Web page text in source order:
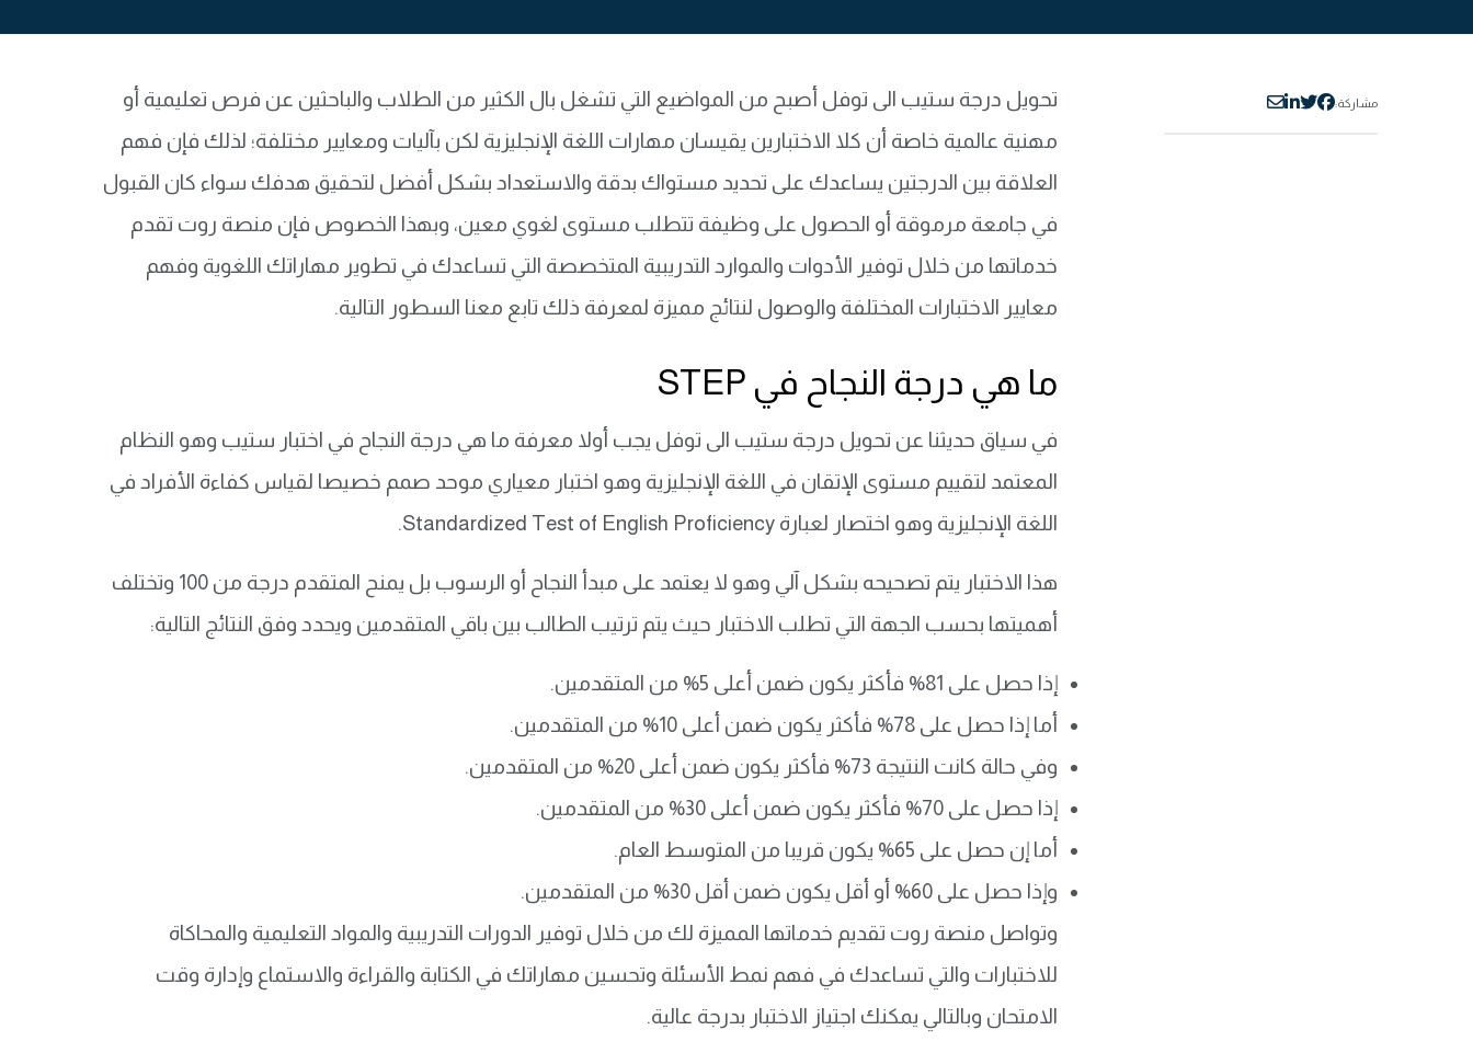
مشاركة:
تحويل درجة ستيب الى توفل أصبح من المواضيع التي تشغل بال الكثير من الطلاب والباحثين عن فرص تعليمية أو
مهنية عالمية خاصة أن كلا الاختبارين يقيسان مهارات اللغة الإنجليزية لكن بآليات ومعايير مختلفة؛ لذلك فإن فهم
العلاقة بين الدرجتين يساعدك على تحديد مستواك بدقة والاستعداد بشكل أفضل لتحقيق هدفك سواء كان القبول
في جامعة مرموقة أو الحصول على وظيفة تتطلب مستوى لغوي معين، وبهذا الخصوص فإن منصة روت تقدم
خدماتها من خلال توفير الأدوات والموارد التدريبية المتخصصة التي تساعدك في تطوير مهاراتك اللغوية وفهم
معايير الاختبارات المختلفة والوصول لنتائج مميزة لمعرفة ذلك تابع معنا السطور التالية.
ما هي درجة النجاح في STEP
في سياق حديثنا عن تحويل درجة ستيب الى توفل يجب أولا معرفة ما هي درجة النجاح في اختبار ستيب وهو النظام
المعتمد لتقييم مستوى الإتقان في اللغة الإنجليزية وهو اختبار معياري موحد صمم خصيصا لقياس كفاءة الأفراد في
اللغة الإنجليزية وهو اختصار لعبارة Standardized Test of English Proficiency.
هذا الاختبار يتم تصحيحه بشكل آلي وهو لا يعتمد على مبدأ النجاح أو الرسوب بل يمنح المتقدم درجة من 100 وتختلف
أهميتها بحسب الجهة التي تطلب الاختبار حيث يتم ترتيب الطالب بين باقي المتقدمين ويحدد وفق النتائج التالية:
إذا حصل على 81% فأكثر يكون ضمن أعلى 5% من المتقدمين.
أما إذا حصل على 78% فأكثر يكون ضمن أعلى 10% من المتقدمين.
وفي حالة كانت النتيجة 73% فأكثر يكون ضمن أعلى 20% من المتقدمين.
إذا حصل على 70% فأكثر يكون ضمن أعلى 30% من المتقدمين.
أما إن حصل على 65% يكون قريبا من المتوسط العام.
وإذا حصل على 60% أو أقل يكون ضمن أقل 30% من المتقدمين.
وتواصل منصة روت تقديم خدماتها المميزة لك من خلال توفير الدورات التدريبية والمواد التعليمية والمحاكاة
للاختبارات والتي تساعدك في فهم نمط الأسئلة وتحسين مهاراتك في الكتابة والقراءة والاستماع وإدارة وقت
الامتحان وبالتالي يمكنك اجتياز الاختبار بدرجة عالية.